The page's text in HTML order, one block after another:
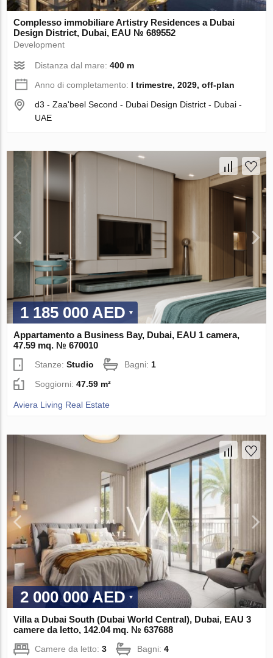
Complesso immobiliare Artistry Residences a Dubai
Design District, Dubai, EAU № 689552
Development
Distanza dal mare:400 m
Anno di completamento: I trimestre, 2029, off-plan
d3 - Zaa'beel Second - Dubai Design District - Dubai -
UAE
1 185 000 AED
Appartamento a Business Bay, Dubai, EAU 1 camera,
47.59 mq. № 670010
Stanze:Studio Bagni:1
Soggiorni:47.59 m²
Aviera Living Real Estate
2 000 000 AED
Villa a Dubai South (Dubai World Central), Dubai, EAU 3
camere da letto, 142.04 mq. № 637688
Camere da letto:3 Bagni:4